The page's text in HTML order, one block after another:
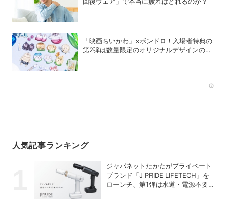
「映画ちいかわ」×ボンドロ！入場者特典の
第2弾は数量限定のオリジナルデザインのボ
人気記事ランキング
ジャパネットたかたがプライベート
ブランド「J PRIDE LIFETECH」を
ローンチ、第1弾は水道・電源不要